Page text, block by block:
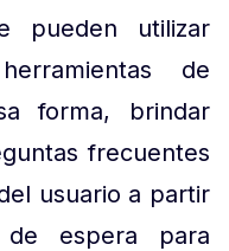
pueden utilizar
de
forma, brindar
frecuentes
usuario a partir
espera para